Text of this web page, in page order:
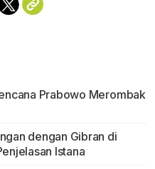
Prabowo Merombak
dengan Gibran di
Istana